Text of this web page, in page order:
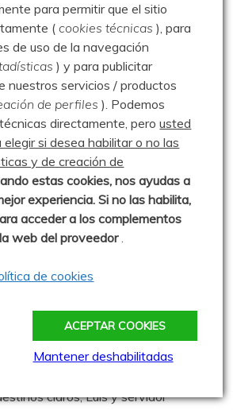
etapa del Camino de
por tierra palentinas. Salimos de
por
A por setas a Valdepicos –
13 octubre 2006
2006 tuvo un otoño muy
todo en Botelus. Este día dimos un
Cueto Morales – 09.09.25
claros, Luis y servidor
para permitir que el sitio
(cookies técnicas ), para
de uso de la navegación
) y para publicitar
nuestros servicios / productos
de perfiles ). Podemos
directamente, perousted
si desea habilitar o no las
y de creación de
estas cookies, nos ayudas a
experiencia. Si no las habilita,
acceder a los complementos
web del proveedor.
de cookies
ACEPTAR COOKIES
Mantener deshabilitadas